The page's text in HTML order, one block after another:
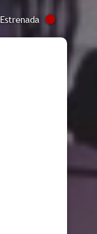
Estrenada